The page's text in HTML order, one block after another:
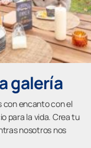
galería
con encanto con el
para la vida. Crea tu
nosotros nos